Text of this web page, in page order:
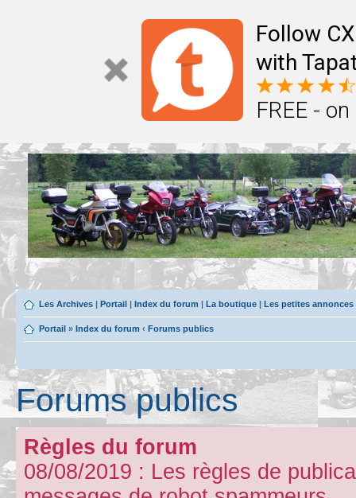
Follow
with
FREE -
Les Archives | Portail | Index du forum | La boutique | Les petites
Portail » Index du forum ‹ Forums publics
Forums publics
Règles du forum
08/08/2019 : Les règles de